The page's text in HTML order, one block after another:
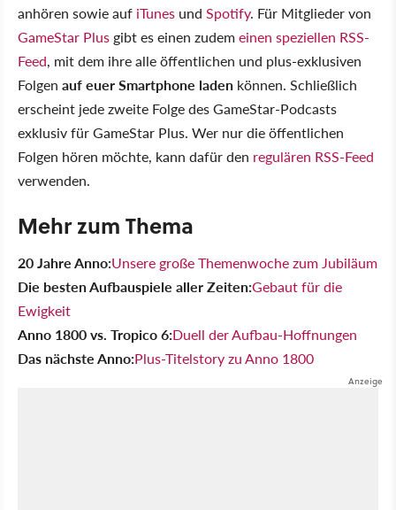
anhören sowie auf iTunes und Spotify. Für Mitglieder von
GameStar Plus gibt es einen zudemeinen speziellen RSS-
Feed, mit dem ihre alle öffentlichen und plus-exklusiven
Folgen auf euer Smartphone laden können. Schließlich
erscheint jede zweite Folge des GameStar-Podcasts
exklusiv für GameStar Plus. Wer nur die öffentlichen
Folgen hören möchte, kann dafür den regulären RSS-Feed
verwenden.
Mehr zum Thema
20 Jahre Anno:Unsere große Themenwoche zum Jubiläum
Die besten Aufbauspiele aller Zeiten:Gebaut für die
Ewigkeit
Anno 1800 vs. Tropico 6:Duell der Aufbau-Hoffnungen
Das nächste Anno:Plus-Titelstory zu Anno 1800